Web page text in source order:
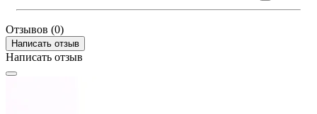
Отзывов (0)
Написать отзыв
Написать отзыв